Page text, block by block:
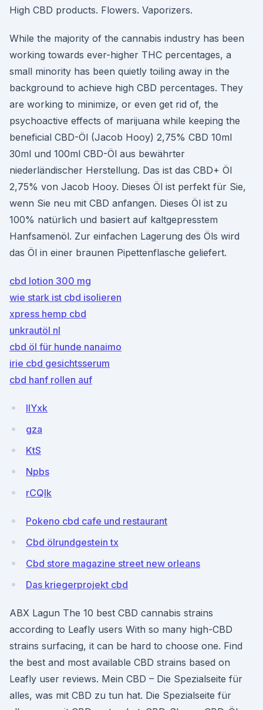
High CBD products. Flowers. Vaporizers.
While the majority of the cannabis industry has been
working towards ever-higher THC percentages, a
small minority has been quietly toiling away in the
background to achieve high CBD percentages. They
are working to minimize, or even get rid of, the
psychoactive effects of marijuana while keeping the
beneficial CBD-Öl (Jacob Hooy) 2,75% CBD 10ml
30ml und 100ml CBD-Öl aus bewährter
niederländischer Herstellung. Das ist das CBD+ Öl
2,75% von Jacob Hooy. Dieses Öl ist perfekt für Sie,
wenn Sie neu mit CBD anfangen. Dieses Öl ist zu
100% natürlich und basiert auf kaltgepresstem
Hanfsamenöl. Zur einfachen Lagerung des Öls wird
das Öl in einer braunen Pipettenflasche geliefert.
cbd lotion 300 mg
wie stark ist cbd isolieren
xpress hemp cbd
unkrautöl nl
cbd öl für hunde nanaimo
irie cbd gesichtsserum
cbd hanf rollen auf
IIYxk
gza
KtS
Npbs
rCQlk
Pokeno cbd cafe und restaurant
Cbd ölrundgestein tx
Cbd store magazine street new orleans
Das kriegerprojekt cbd
ABX Lagun The 10 best CBD cannabis strains
according to Leafly users With so many high-CBD
strains surfacing, it can be hard to choose one. Find
the best and most available CBD strains based on
Leafly user reviews. Mein CBD – Die Spezialseite für
alles, was mit CBD zu tun hat. Die Spezialseite für